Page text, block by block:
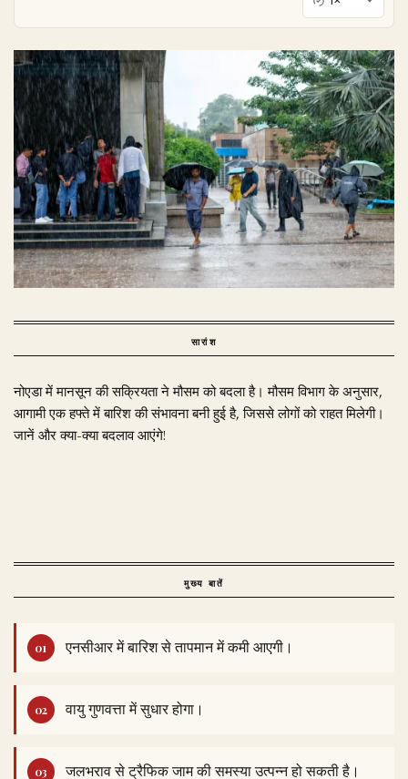
सारांश
नोएडा में मानसून की सक्रियता ने मौसम को बदला है। मौसम विभाग के अनुसार,
आगामी एक हफ्ते में बारिश की संभावना बनी हुई है, जिससे लोगों को राहत मिलेगी।
जानें और क्या-क्या बदलाव आएंगे!
मुख्य बातें
एनसीआर में बारिश से तापमान में कमी आएगी।
वायु गुणवत्ता में सुधार होगा।
जलभराव से ट्रैफिक जाम की समस्या उत्पन्न हो सकती है।